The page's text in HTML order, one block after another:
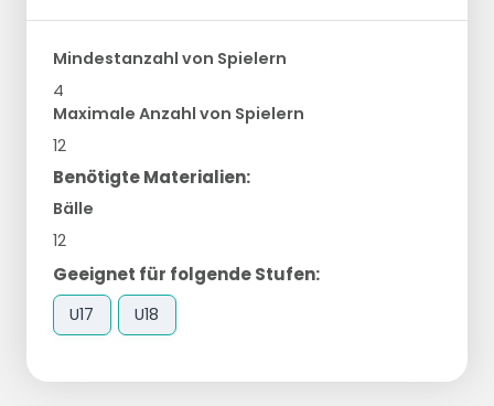
Mindestanzahl von Spielern
4
Maximale Anzahl von Spielern
12
Benötigte Materialien:
Bälle
12
Geeignet für folgende Stufen:
U17 U18